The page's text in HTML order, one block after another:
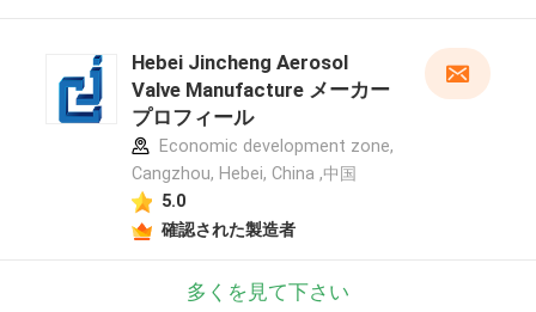
Hebei Jincheng Aerosol
Valve Manufacture メーカー
プロフィール
Economic development zone,
Cangzhou, Hebei, China ,中国
5.0
確認された製造者
多くを見て下さい